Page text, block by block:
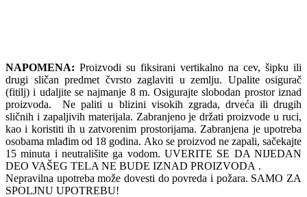
NAPOMENA: Proizvodi su fiksirani vertikalno na cev, šipku ili
drugi sličan predmet čvrsto zaglaviti u zemlju. Upalite osigurač
(fitilj) i udaljite se najmanje 8 m. Osigurajte slobodan prostor iznad
proizvoda. Ne paliti u blizini visokih zgrada, drveća ili drugih
sličnih i zapaljivih materijala. Zabranjeno je držati proizvode u ruci,
kao i koristiti ih u zatvorenim prostorijama. Zabranjena je upotreba
osobama mlađim od 18 godina. Ako se proizvod ne zapali, sačekajte
15 minuta i neutrališite ga vodom. UVERITE SE DA NIJEDAN
DEO VAŠEG TELA NE BUDE IZNAD PROIZVODA .
Nepravilna upotreba može dovesti do povreda i požara. SAMO ZA
SPOLJNU UPOTREBU!